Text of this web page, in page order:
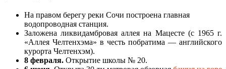
На правом берегу реки Сочи построена главная
водопроводная станция.
Заложена ликвидамбровая аллея на Мацесте (с 1965 г.
«Аллея Челтенхэма» в честь побратима — английского
курорта Челтенхэм).
8 февраля. Открытие школы № 20.